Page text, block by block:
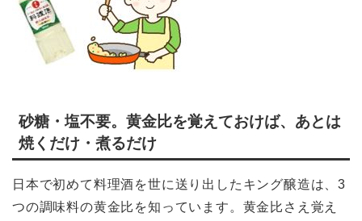
砂糖・塩不要。黄金比を覚えておけば、あとは
焼くだけ・煮るだけ
日本で初めて料理酒を世に送り出したキング醸造は、3
つの調味料の黄金比を知っています。黄金比さえ覚え